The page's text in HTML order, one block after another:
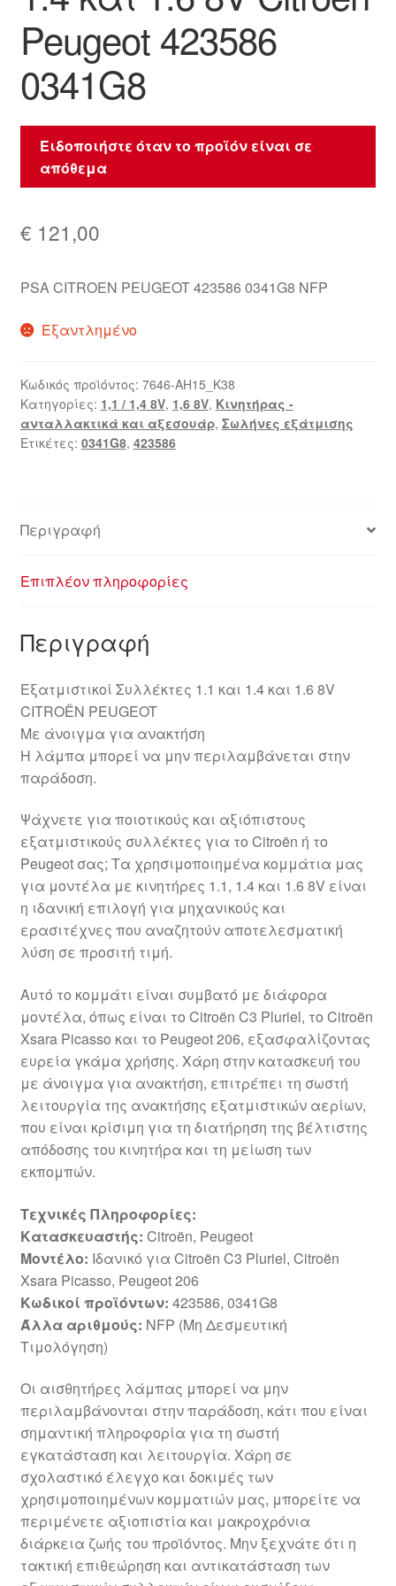
Peugeot 423586
0341G8
Ειδοποιήστε όταν το προϊόν είναι σε
απόθεμα
€ 121,00
PSA CITROEN PEUGEOT 423586 0341G8 NFP
Εξαντλημένο
Κωδικός προϊόντος: 7646-AH15_K38
Κατηγορίες: 1,1 / 1,4 8V, 1,6 8V, Κινητήρας -
ανταλλακτικά και αξεσουάρ, Σωλήνες εξάτμισης
Ετικέτες: 0341G8, 423586
Περιγραφή
Επιπλέον πληροφορίες
Περιγραφή
Εξατμιστικοί Συλλέκτες 1.1 και 1.4 και 1.6 8V
CITROËN PEUGEOT
Με άνοιγμα για ανακτήση
Η λάμπα μπορεί να μην περιλαμβάνεται στην
παράδοση.
Ψάχνετε για ποιοτικούς και αξιόπιστους
εξατμιστικούς συλλέκτες για το Citroën ή το
Peugeot σας; Τα χρησιμοποιημένα κομμάτια μας
για μοντέλα με κινητήρες 1.1, 1.4 και 1.6 8V είναι
η ιδανική επιλογή για μηχανικούς και
ερασιτέχνες που αναζητούν αποτελεσματική
λύση σε προσιτή τιμή.
Αυτό το κομμάτι είναι συμβατό με διάφορα
μοντέλα, όπως είναι το Citroën C3 Pluriel, το Citroën
Xsara Picasso και το Peugeot 206, εξασφαλίζοντας
ευρεία γκάμα χρήσης. Χάρη στην κατασκευή του
με άνοιγμα για ανακτήση, επιτρέπει τη σωστή
λειτουργία της ανακτήσης εξατμιστικών αερίων,
που είναι κρίσιμη για τη διατήρηση της βέλτιστης
απόδοσης του κινητήρα και τη μείωση των
εκπομπών.
Τεχνικές Πληροφορίες:
Κατασκευαστής: Citroën, Peugeot
Μοντέλο: Ιδανικό για Citroën C3 Pluriel, Citroën
Xsara Picasso, Peugeot 206
Κωδικοί προϊόντων: 423586, 0341G8
Άλλα αριθμούς: NFP (Μη Δεσμευτική
Τιμολόγηση)
Οι αισθητήρες λάμπας μπορεί να μην
περιλαμβάνονται στην παράδοση, κάτι που είναι
σημαντική πληροφορία για τη σωστή
εγκατάσταση και λειτουργία. Χάρη σε
σχολαστικό έλεγχο και δοκιμές των
χρησιμοποιημένων κομματιών μας, μπορείτε να
περιμένετε αξιοπιστία και μακροχρόνια
διάρκεια ζωής του προϊόντος. Μην ξεχνάτε ότι η
τακτική επιθεώρηση και αντικατάσταση των